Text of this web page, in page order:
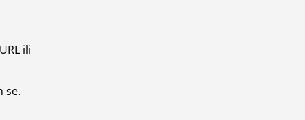
ili
se.